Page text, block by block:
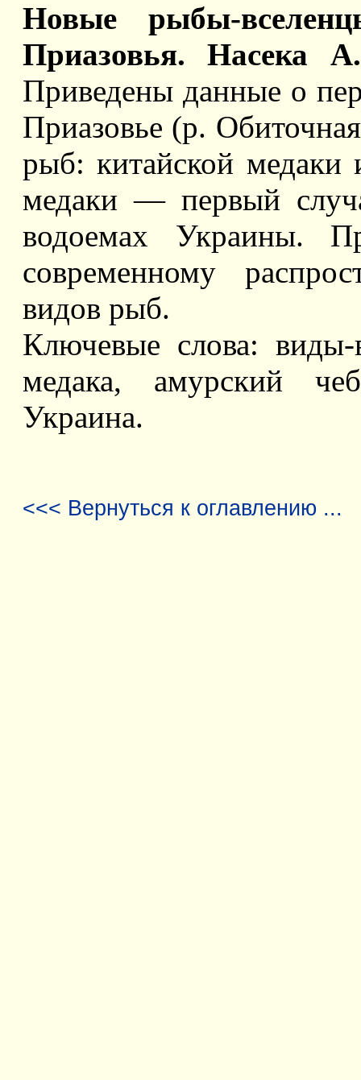
Новые рыбы-
Приазовья.
Приведены данные о
Приазовье (р.
рыб: китайской медаки
медаки — первый
водоемах Украины.
современному
видов рыб.
Ключевые слова: виды-
медака, амурский
Украина.
<<< Вернуться к оглавлению ...